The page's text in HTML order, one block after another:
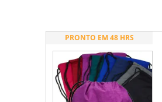
PRONTO EM 48 HRS